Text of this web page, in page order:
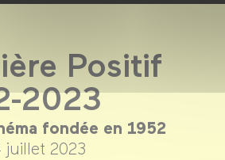
Positif
2023
fondée en 1952
juillet 2023